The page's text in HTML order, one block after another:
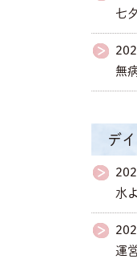
七
無
デ
水
運